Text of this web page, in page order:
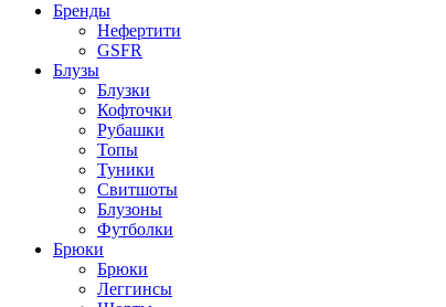
Бренды
Нефертити
GSFR
Блузы
Блузки
Кофточки
Рубашки
Топы
Туники
Свитшоты
Блузоны
Футболки
Брюки
Брюки
Леггинсы